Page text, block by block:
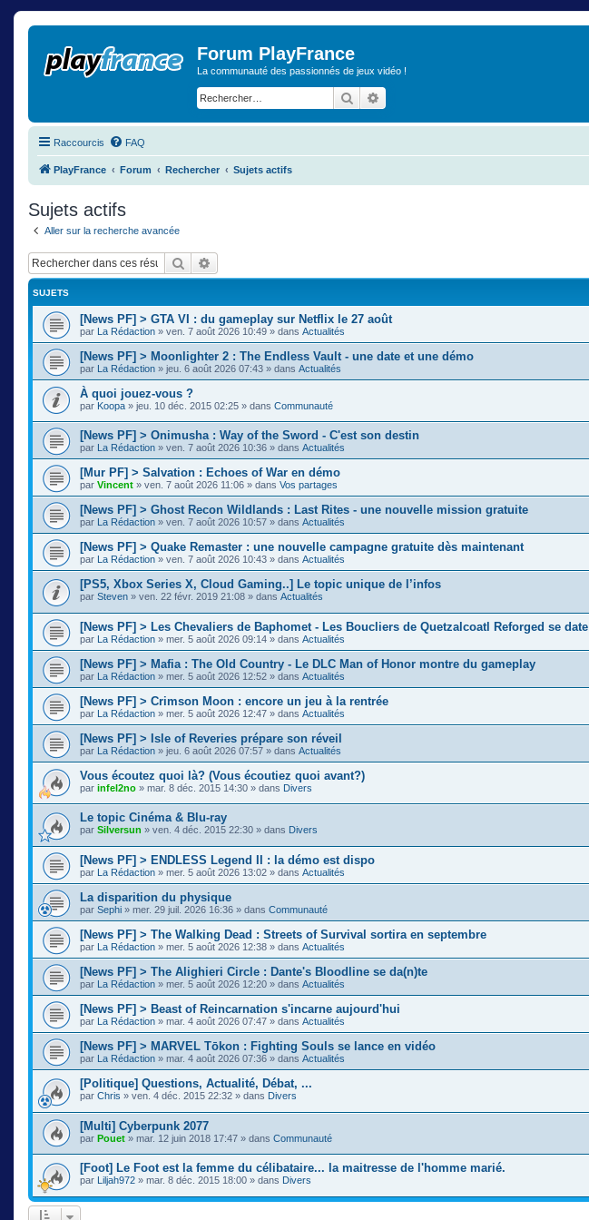
Forum PlayFrance
La communauté des passionnés de jeux vidéo !
Rechercher
Raccourcis FAQ
PlayFrance Forum Rechercher Sujets actifs
Sujets actifs
Aller sur la recherche avancée
Rechercher
SUJETS
[News PF] > GTA VI : du gameplay sur Netflix le 27 août
par La Rédaction » ven. 7 août 2026 10:49 » dans Actualités
[News PF] > Moonlighter 2 : The Endless Vault - une date et une démo
par La Rédaction » jeu. 6 août 2026 07:43 » dans Actualités
À quoi jouez-vous ?
par Koopa » jeu. 10 déc. 2015 02:25 » dans Communauté
[News PF] > Onimusha : Way of the Sword - C'est son destin
par La Rédaction » ven. 7 août 2026 10:36 » dans Actualités
[Mur PF] > Salvation : Echoes of War en démo
par Vincent » ven. 7 août 2026 11:06 » dans Vos partages
[News PF] > Ghost Recon Wildlands : Last Rites - une nouvelle mission gratuite
par La Rédaction » ven. 7 août 2026 10:57 » dans Actualités
[News PF] > Quake Remaster : une nouvelle campagne gratuite dès maintenant
par La Rédaction » ven. 7 août 2026 10:43 » dans Actualités
[PS5, Xbox Series X, Cloud Gaming..] Le topic unique de l’infos
par Steven » ven. 22 févr. 2019 21:08 » dans Actualités
[News PF] > Les Chevaliers de Baphomet - Les Boucliers de Quetzalcoatl Reforged se date
par La Rédaction » mer. 5 août 2026 09:14 » dans Actualités
[News PF] > Mafia : The Old Country - Le DLC Man of Honor montre du gameplay
par La Rédaction » mer. 5 août 2026 12:52 » dans Actualités
[News PF] > Crimson Moon : encore un jeu à la rentrée
par La Rédaction » mer. 5 août 2026 12:47 » dans Actualités
[News PF] > Isle of Reveries prépare son réveil
par La Rédaction » jeu. 6 août 2026 07:57 » dans Actualités
Vous écoutez quoi là? (Vous écoutiez quoi avant?)
par infel2no » mar. 8 déc. 2015 14:30 » dans Divers
Le topic Cinéma & Blu-ray
par Silversun » ven. 4 déc. 2015 22:30 » dans Divers
[News PF] > ENDLESS Legend II : la démo est dispo
par La Rédaction » mer. 5 août 2026 13:02 » dans Actualités
La disparition du physique
par Sephi » mer. 29 juil. 2026 16:36 » dans Communauté
[News PF] > The Walking Dead : Streets of Survival sortira en septembre
par La Rédaction » mer. 5 août 2026 12:38 » dans Actualités
[News PF] > The Alighieri Circle : Dante's Bloodline se da(n)te
par La Rédaction » mer. 5 août 2026 12:20 » dans Actualités
[News PF] > Beast of Reincarnation s'incarne aujourd'hui
par La Rédaction » mar. 4 août 2026 07:47 » dans Actualités
[News PF] > MARVEL Tōkon : Fighting Souls se lance en vidéo
par La Rédaction » mar. 4 août 2026 07:36 » dans Actualités
[Politique] Questions, Actualité, Débat, ...
par Chris » ven. 4 déc. 2015 22:32 » dans Divers
[Multi] Cyberpunk 2077
par Pouet » mar. 12 juin 2018 17:47 » dans Communauté
[Foot] Le Foot est la femme du célibataire... la maitresse de l'homme marié.
par Liljah972 » mar. 8 déc. 2015 18:00 » dans Divers